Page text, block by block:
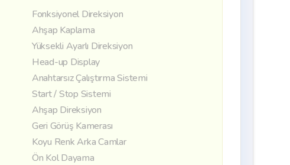
Fonksiyonel Direksiyon
Ahşap Kaplama
Yüksekli Ayarlı Direksiyon
Head-up Display
Anahtarsız Çalıştırma Sistemi
Start / Stop Sistemi
Ahşap Direksiyon
Geri Görüş Kamerası
Koyu Renk Arka Camlar
Ön Kol Dayama